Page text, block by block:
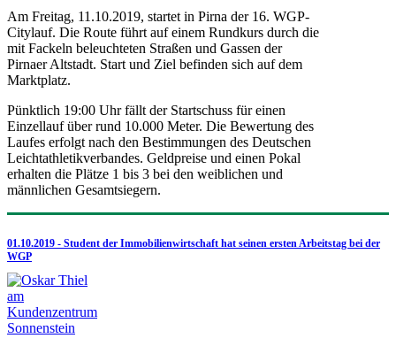
Am Freitag, 11.10.2019, startet in Pirna der 16. WGP-
Citylauf. Die Route führt auf einem Rundkurs durch die
mit Fackeln beleuchteten Straßen und Gassen der
Pirnaer Altstadt. Start und Ziel befinden sich auf dem
Marktplatz.
Pünktlich 19:00 Uhr fällt der Startschuss für einen
Einzellauf über rund 10.000 Meter. Die Bewertung des
Laufes erfolgt nach den Bestimmungen des Deutschen
Leichtathletikverbandes. Geldpreise und einen Pokal
erhalten die Plätze 1 bis 3 bei den weiblichen und
männlichen Gesamtsiegern.
01.10.2019 - Student der Immobilienwirtschaft hat seinen ersten Arbeitstag bei der
WGP